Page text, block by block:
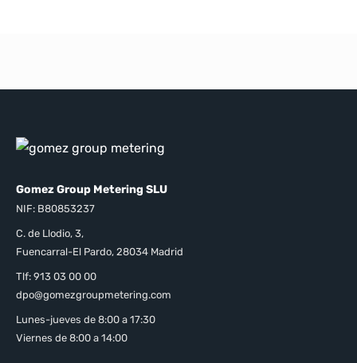
Gomez Group Metering SLU
NIF: B80853237
C. de Llodio, 3,
Fuencarral-El Pardo, 28034 Madrid
Tlf: 913 03 00 00
dpo@gomezgroupmetering.com
Lunes-jueves de 8:00 a 17:30
Viernes de 8:00 a 14:00